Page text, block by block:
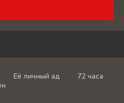
Её личный ад 72 часа